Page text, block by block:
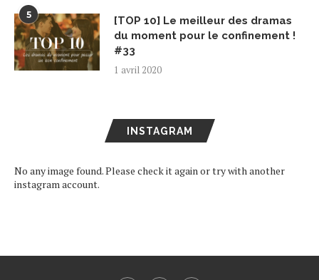
5
[TOP 10] Le meilleur des dramas
du moment pour le confinement !
#33
1 avril 2020
INSTAGRAM
No any image found. Please check it again or try with another
instagram account.